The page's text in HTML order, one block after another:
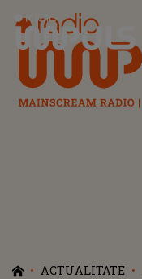
Radio Impuls
ACTUALITATE